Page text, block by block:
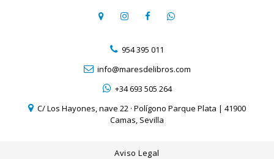
954 395 011
info@maresdelibros.com
+34 693 505 264
C/ Los Hayones, nave 22 · Polígono Parque Plata | 41900
Camas, Sevilla
Aviso Legal